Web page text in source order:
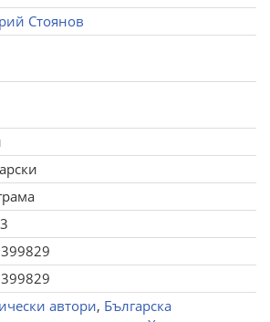
Стоянов
автори, Българска